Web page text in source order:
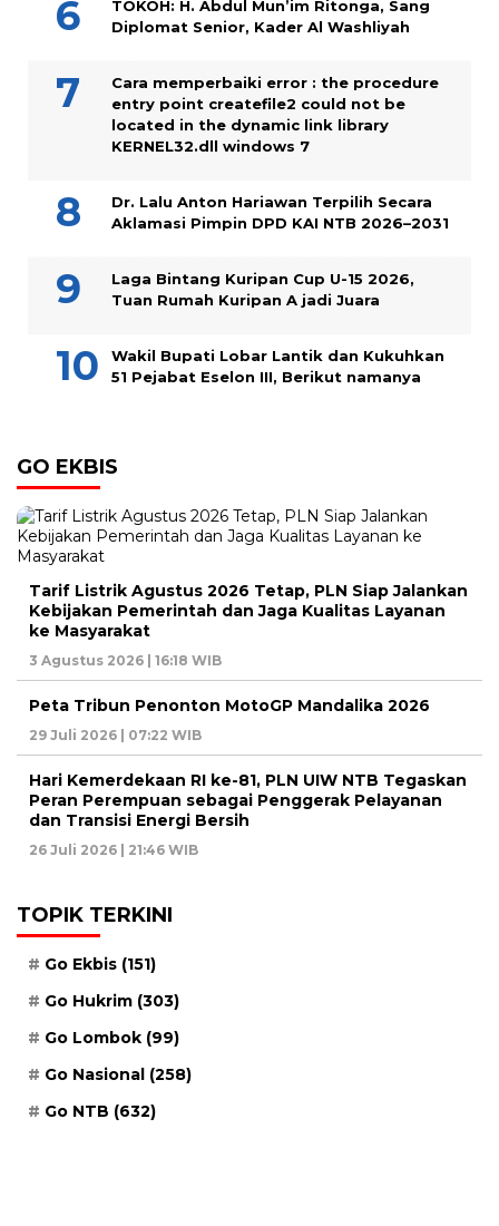
TOKOH: H. Abdul Mun’im Ritonga, Sang
Diplomat Senior, Kader Al Washliyah
Cara memperbaiki error : the procedure
entry point createfile2 could not be
located in the dynamic link library
KERNEL32.dll windows 7
Dr. Lalu Anton Hariawan Terpilih Secara
Aklamasi Pimpin DPD KAI NTB 2026–2031
Laga Bintang Kuripan Cup U-15 2026,
Tuan Rumah Kuripan A jadi Juara
Wakil Bupati Lobar Lantik dan Kukuhkan
51 Pejabat Eselon III, Berikut namanya
GO EKBIS
Tarif Listrik Agustus 2026 Tetap, PLN Siap Jalankan
Kebijakan Pemerintah dan Jaga Kualitas Layanan
ke Masyarakat
3 Agustus 2026 | 16:18 WIB
Peta Tribun Penonton MotoGP Mandalika 2026
29 Juli 2026 | 07:22 WIB
Hari Kemerdekaan RI ke-81, PLN UIW NTB Tegaskan
Peran Perempuan sebagai Penggerak Pelayanan
dan Transisi Energi Bersih
26 Juli 2026 | 21:46 WIB
TOPIK TERKINI
Go Ekbis (151)
Go Hukrim (303)
Go Lombok (99)
Go Nasional (258)
Go NTB (632)